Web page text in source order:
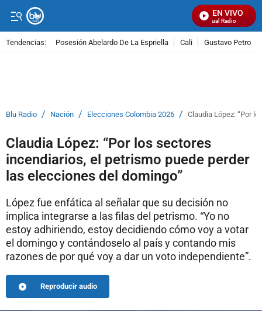
EN VIVO
Señal Visual Radio
Tendencias: Posesión Abelardo De La Espriella Cali Gustavo Petro
Blu Radio / Nación / Elecciones Colombia 2026 / Claudia López: “Por
Claudia López: “Por los sectores
incendiarios, el petrismo puede perder
las elecciones del domingo”
López fue enfática al señalar que su decisión no
implica integrarse a las filas del petrismo. “Yo no
estoy adhiriendo, estoy decidiendo cómo voy a votar
el domingo y contándoselo al país y contando mis
razones de por qué voy a dar un voto independiente”.
Reproducir audio